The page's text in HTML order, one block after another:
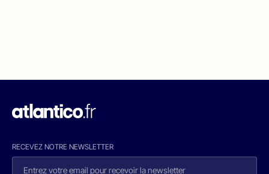
RECEVEZ NOTRE NEWSLETTER